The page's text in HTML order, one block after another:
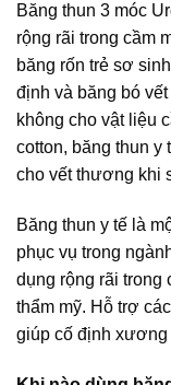
Băng thun 3 móc
rộng rãi trong cầm
băng rốn trẻ sơ
định và băng bó
không cho vật liệu
cotton, băng thun y
cho vết thương khi
Băng thun y tế là
phục vụ trong
dụng rộng rãi trong
thẩm mỹ. Hỗ trợ
giúp cố định xương